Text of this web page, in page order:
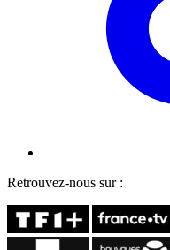
Retrouvez-nous sur :